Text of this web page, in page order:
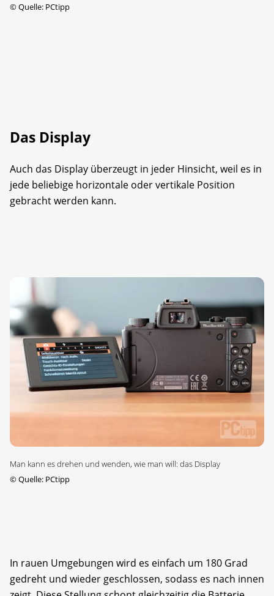
©Quelle: PCtipp
Das Display
Auch das Display überzeugt in jeder Hinsicht, weil es in
jede beliebige horizontale oder vertikale Position
gebracht werden kann.
Man kann es drehen und wenden, wie man will: das Display
©Quelle: PCtipp
In rauen Umgebungen wird es einfach um 180 Grad
gedreht und wieder geschlossen, sodass es nach innen